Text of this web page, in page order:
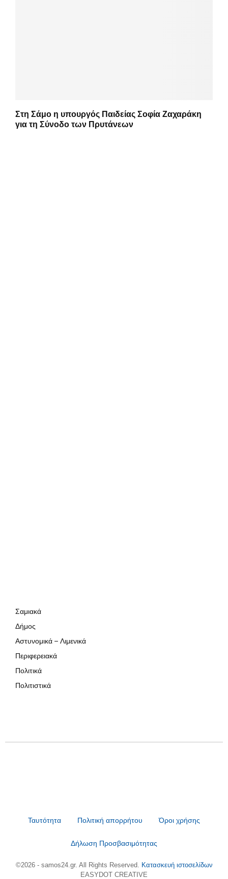
Στη Σάμο η υπουργός Παιδείας Σοφία Ζαχαράκη
για τη Σύνοδο των Πρυτάνεων
Σαμιακά
Δήμος
Αστυνομικά – Λιμενικά
Περιφερειακά
Πολιτικά
Πολιτιστικά
Ταυτότητα Πολιτική απορρήτου Όροι χρήσης
Δήλωση Προσβασιμότητας
©2026 - samos24.gr. All Rights Reserved. Κατασκευή ιστοσελίδων
EASYDOT CREATIVE